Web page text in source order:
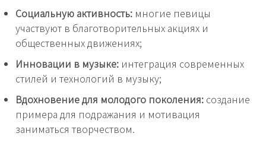
Социальную активность: многие певицы
участвуют в благотворительных акциях и
общественных движениях;
Инновации в музыке: интеграция современных
стилей и технологий в музыку;
Вдохновение для молодого поколения: создание
примера для подражания и мотивация
заниматься творчеством.